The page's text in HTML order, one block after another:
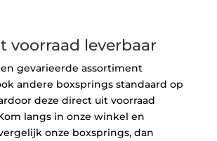
voorraad leverbaar
gevarieerde assortiment
andere boxsprings standaard op
deze direct uit voorraad
langs in onze winkel en
onze boxsprings, dan